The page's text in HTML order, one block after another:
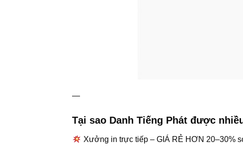
—
Tại sao Danh Tiếng Phát được
Xưởng in trực tiếp – GIÁ RẺ HƠN 20–30%